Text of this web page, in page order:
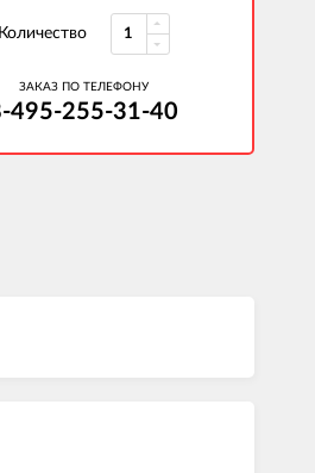
Количество
ЗАКАЗ ПО ТЕЛЕФОНУ
495-255-31-40